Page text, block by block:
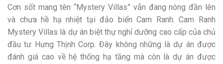
Cơn sốt mang tên “Mystery Villas” vẫn đang nóng đần lên
và chưa hề hạ nhiệt tại đảo biển Cam Ranh. Cam Ranh
Mystery Villas là dự án biệt thự nghỉ dưỡng cao cấp của chủ
đầu tư Hưng Thịnh Corp. Đây không những là dự án được
đánh giá cao về hệ thống hạ tầng mà còn là dự án được